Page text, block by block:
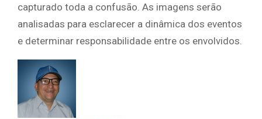
capturado toda a confusão. As imagens serão
analisadas para esclarecer a dinâmica dos eventos
e determinar responsabilidade entre os envolvidos.